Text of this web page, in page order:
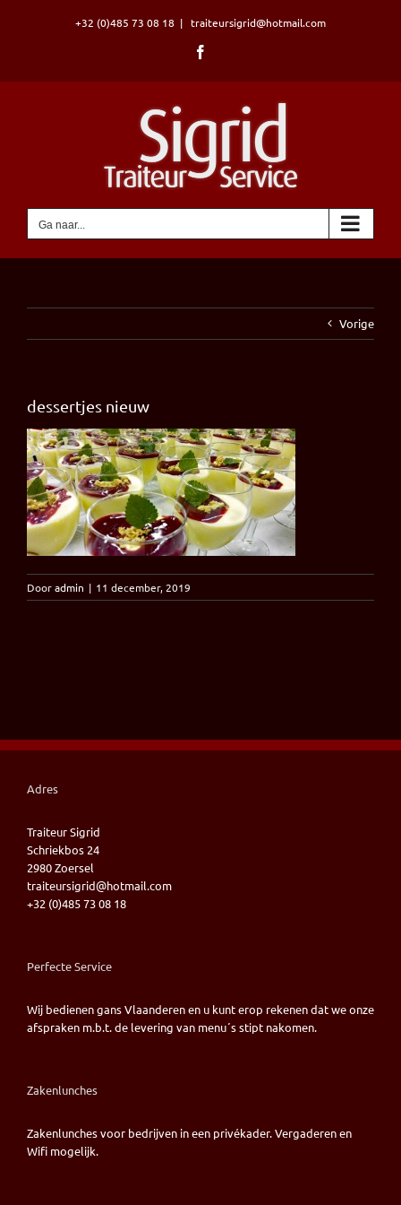
+32 (0)485 73 08 18 | traiteursigrid@hotmail.com
Ga naar...
Vorige
dessertjes nieuw
Dooradmin | 11 december, 2019
Adres
Traiteur Sigrid
Schriekbos 24
2980 Zoersel
traiteursigrid@hotmail.com
+32 (0)485 73 08 18
Perfecte Service
Wij bedienen gans Vlaanderen en u kunt erop rekenen dat we onze
afspraken m.b.t. de levering van menu´s stipt nakomen.
Zakenlunches
Zakenlunches voor bedrijven in een privékader. Vergaderen en
Wifi mogelijk.